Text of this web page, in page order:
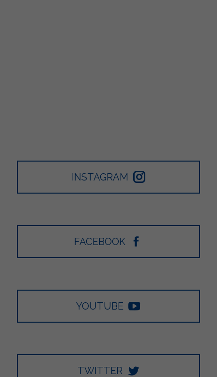
INSTAGRAM
FACEBOOK
YOUTUBE
TWITTER